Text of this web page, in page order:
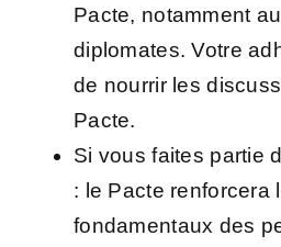
Pacte, notamment
diplomates. Votre
de nourrir les
Pacte.
Si vous faites partie
: le Pacte renforcera
fondamentaux des